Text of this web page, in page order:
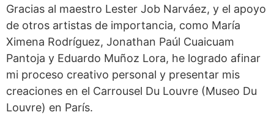
Gracias al maestro Lester Job Narváez, y el apoyo
de otros artistas de importancia, como María
Ximena Rodríguez, Jonathan Paúl Cuaicuam
Pantoja y Eduardo Muñoz Lora, he logrado afinar
mi proceso creativo personal y presentar mis
creaciones en el Carrousel Du Louvre (Museo Du
Louvre) en París.